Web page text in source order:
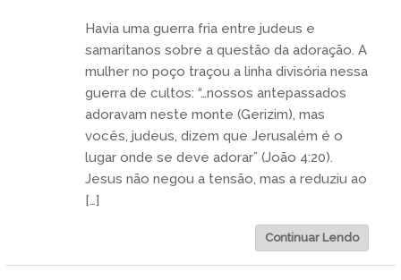
Havia uma guerra fria entre judeus e
samaritanos sobre a questão da adoração. A
mulher no poço traçou a linha divisória nessa
guerra de cultos: “…nossos antepassados
adoravam neste monte (Gerizim), mas
vocês, judeus, dizem que Jerusalém é o
lugar onde se deve adorar” (João 4:20).
Jesus não negou a tensão, mas a reduziu ao
[…]
Continuar Lendo